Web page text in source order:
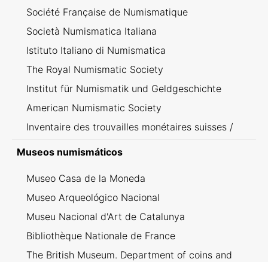
Société Française de Numismatique
Società Numismatica Italiana
Istituto Italiano di Numismatica
The Royal Numismatic Society
Institut für Numismatik und Geldgeschichte
American Numismatic Society
Inventaire des trouvailles monétaires suisses /
Museos numismáticos
Museo Casa de la Moneda
Museo Arqueológico Nacional
Museu Nacional d'Art de Catalunya
Bibliothèque Nationale de France
The British Museum. Department of coins and